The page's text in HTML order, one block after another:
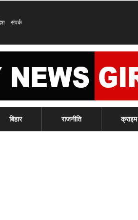
संपर्क
बिहार राजनीति क्राइम